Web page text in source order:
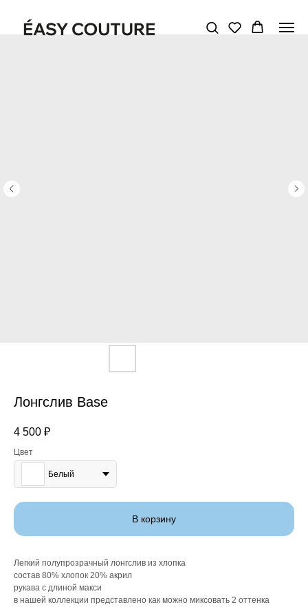
Лонгслив Base
4 500 ₽
Цвет
Белый
В корзину
Легкий полупрозрачный лонгслив из хлопка
состав 80% хлопок 20% акрил
рукава с длиной макси
в нашей коллекции представлено как можно миксовать 2 оттенка